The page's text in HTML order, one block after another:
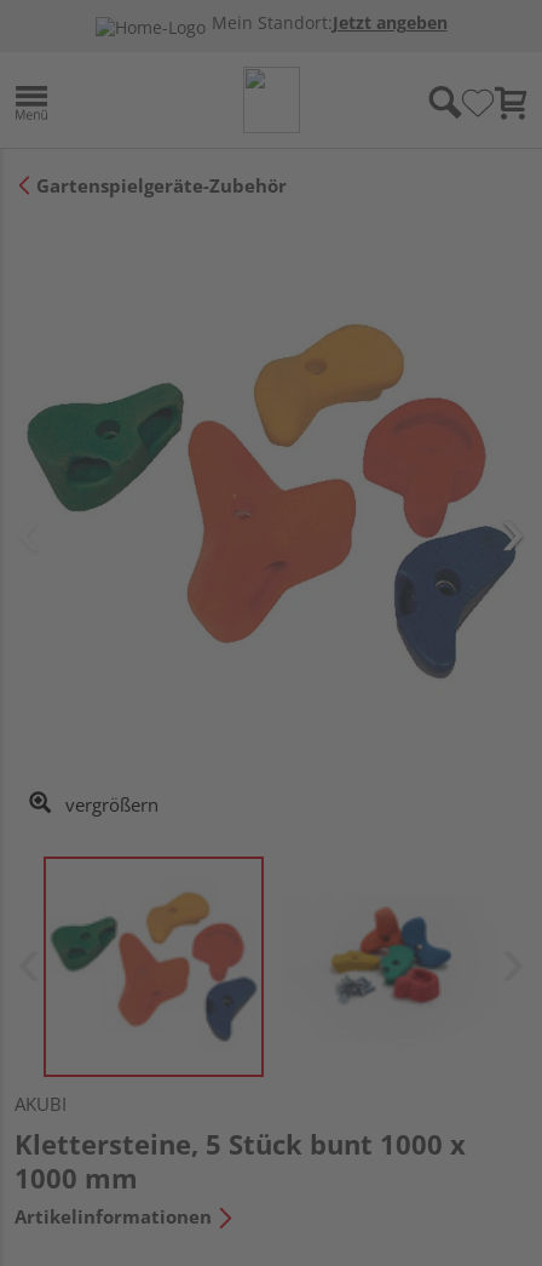
Mein Standort:Jetzt angeben
Gartenspielgeräte-Zubehör
vergrößern
AKUBI
Klettersteine, 5 Stück bunt 1000 x
1000 mm
Artikelinformationen